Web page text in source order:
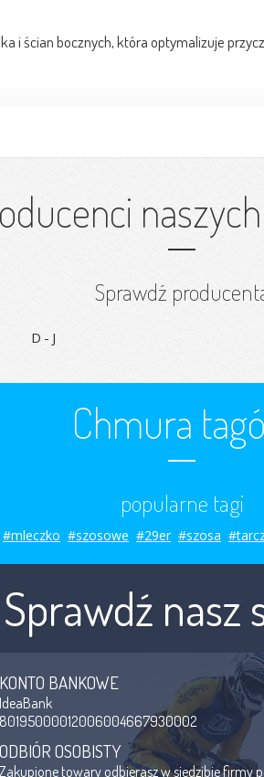
i ścian bocznych, która optymalizuje
Sprawdź
D-J
Chmura
popularne tagi
#mleczko #szosowe #29er #szosa
Sprawdź nasz
KONTO BANKOWE
IdeaBank
80195000012006004667930002
ODBIÓR OSOBISTY
Zakupione towary odbierasz w siedzibie firmy